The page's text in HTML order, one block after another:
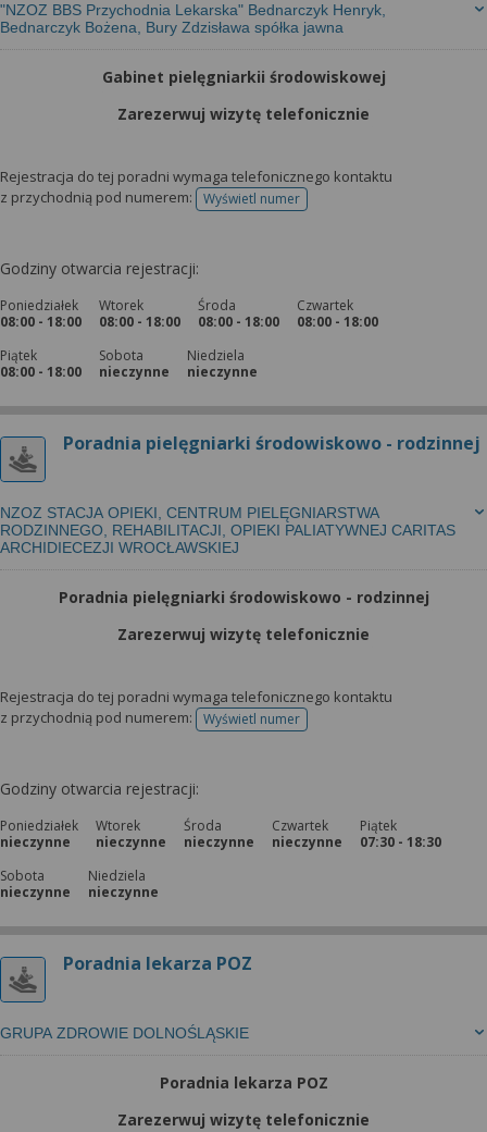
"NZOZ BBS Przychodnia Lekarska" Bednarczyk Henryk,
Bednarczyk Bożena, Bury Zdzisława spółka jawna
Gabinet pielęgniarkii środowiskowej
Zarezerwuj wizytę telefonicznie
Rejestracja do tej poradni wymaga telefonicznego kontaktu
z przychodnią pod numerem:
Wyświetl numertelefonu do rejestracji
Godziny otwarcia rejestracji:
Poniedziałek
08:00 - 18:00
Wtorek
08:00 - 18:00
Środa
08:00 - 18:00
Czwartek
08:00 - 18:00
Piątek
08:00 - 18:00
Sobota
nieczynne
Niedziela
nieczynne
Poradnia pielęgniarki środowiskowo - rodzinnej
NZOZ STACJA OPIEKI, CENTRUM PIELĘGNIARSTWA
RODZINNEGO, REHABILITACJI, OPIEKI PALIATYWNEJ CARITAS
ARCHIDIECEZJI WROCŁAWSKIEJ
Poradnia pielęgniarki środowiskowo - rodzinnej
Zarezerwuj wizytę telefonicznie
Rejestracja do tej poradni wymaga telefonicznego kontaktu
z przychodnią pod numerem:
Wyświetl numertelefonu do rejestracji
Godziny otwarcia rejestracji:
Poniedziałek
nieczynne
Wtorek
nieczynne
Środa
nieczynne
Czwartek
nieczynne
Piątek
07:30 - 18:30
Sobota
nieczynne
Niedziela
nieczynne
Poradnia lekarza POZ
GRUPA ZDROWIE DOLNOŚLĄSKIE
Poradnia lekarza POZ
Zarezerwuj wizytę telefonicznie